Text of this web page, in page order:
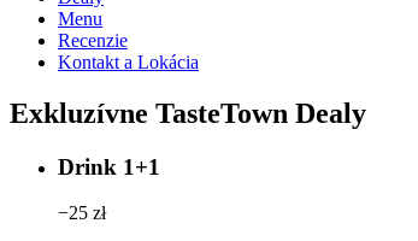
Menu
Recenzie
Kontakt a Lokácia
Exkluzívne TasteTown Dealy
Drink 1+1
−25 zł